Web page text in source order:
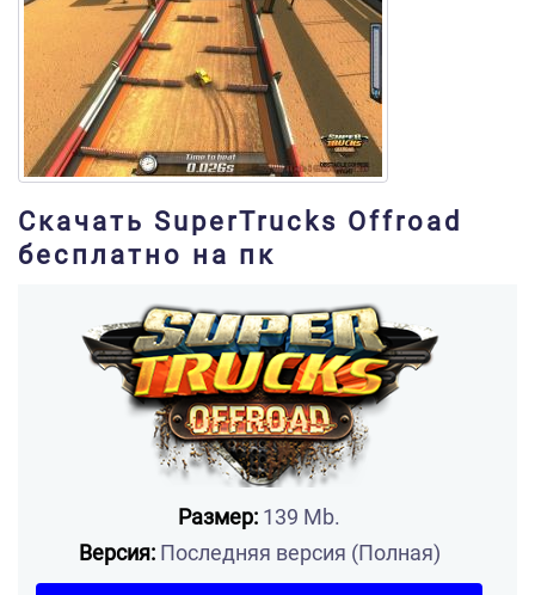
Скачать SuperTrucks Offroad
бесплатно на пк
Размер: 139 Mb.
Версия:Последняя версия (Полная)